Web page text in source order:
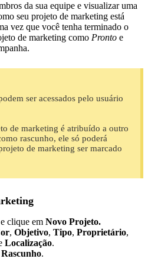
da sua equipe e visualizar uma
seu projeto de marketing está
vez que você tenha terminado o
de marketing como Pronto e
ser acessados pelo usuário
de marketing é atribuído a outro
rascunho, ele só poderá
de marketing ser marcado
e clique em Novo Projeto.
, Objetivo, Tipo, Proprietário,
Localização.
.